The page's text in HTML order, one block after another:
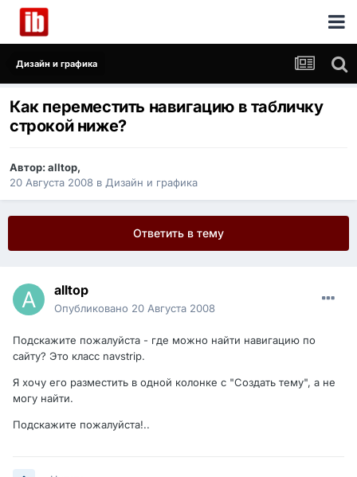
Дизайн и графика
Как переместить навигацию в табличку
строкой ниже?
Автор:alltop,
20 Августа 2008 в Дизайн и графика
Ответить в тему
alltop
Опубликовано 20 Августа 2008
Подскажите пожалуйста - где можно найти навигацию по
сайту? Это класс navstrip.
Я хочу его разместить в одной колонке с "Создать тему", а не
могу найти.
Подскажите пожалуйста!..